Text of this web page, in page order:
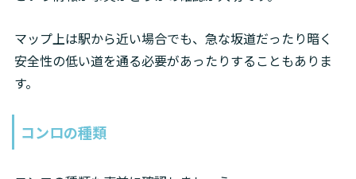
マップ上は駅から近い場合でも、急な坂道だったり暗く
安全性の低い道を通る必要があったりすることもありま
す。
コンロの種類